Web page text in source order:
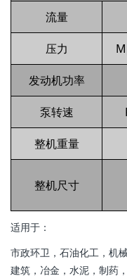
流量
压力
发动机功率
泵转速
整机重量
整机尺寸
适用于：
市政环卫，石油化工，机
建筑，冶金，水泥，制药